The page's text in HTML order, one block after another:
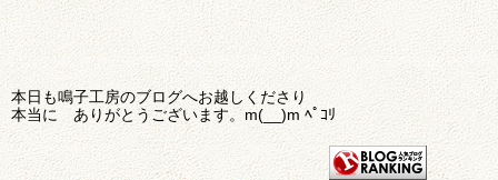
本日も鳴子工房のブログへお越しくださり
本当に ありがとうございます。m(__)m ﾍﾟｺﾘ